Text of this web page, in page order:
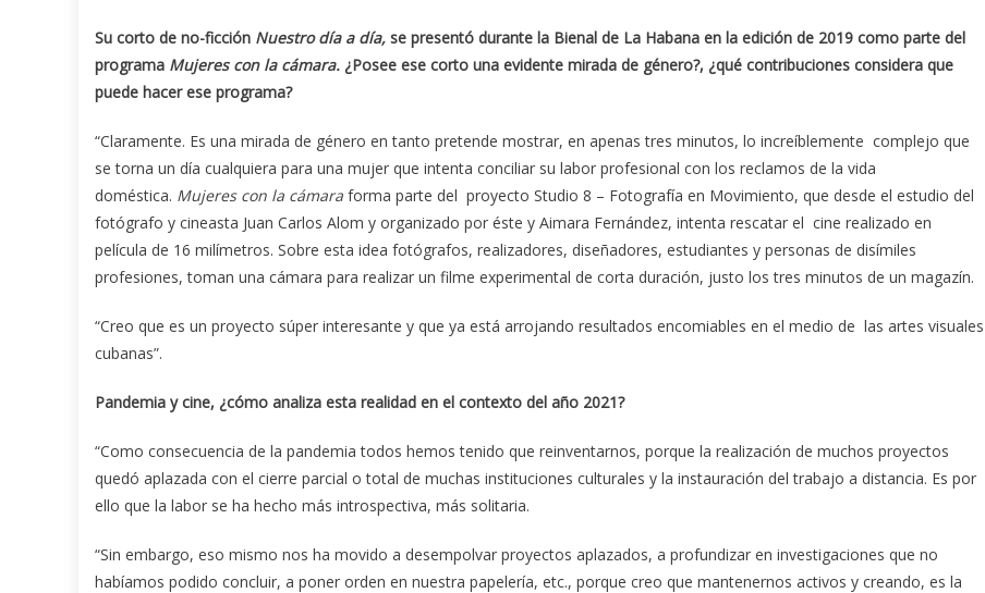
Su corto de no-ficción Nuestro día a día, se presentó durante la Bienal de La Habana en la edición de 2019 como parte del
programa Mujeres con la cámara. ¿Posee ese corto una evidente mirada de género?, ¿qué contribuciones considera que
puede hacer ese programa?
“Claramente. Es una mirada de género en tanto pretende mostrar, en apenas tres minutos, lo increíblemente complejo que
se torna un día cualquiera para una mujer que intenta conciliar su labor profesional con los reclamos de la vida
doméstica. Mujeres con la cámara forma parte del proyecto Studio 8 – Fotografía en Movimiento, que desde el estudio del
fotógrafo y cineasta Juan Carlos Alom y organizado por éste y Aimara Fernández, intenta rescatar el cine realizado en
película de 16 milímetros. Sobre esta idea fotógrafos, realizadores, diseñadores, estudiantes y personas de disímiles
profesiones, toman una cámara para realizar un filme experimental de corta duración, justo los tres minutos de un magazín.
“Creo que es un proyecto súper interesante y que ya está arrojando resultados encomiables en el medio de las artes visuales
cubanas”.
Pandemia y cine, ¿cómo analiza esta realidad en el contexto del año 2021?
“Como consecuencia de la pandemia todos hemos tenido que reinventarnos, porque la realización de muchos proyectos
quedó aplazada con el cierre parcial o total de muchas instituciones culturales y la instauración del trabajo a distancia. Es por
ello que la labor se ha hecho más introspectiva, más solitaria.
“Sin embargo, eso mismo nos ha movido a desempolvar proyectos aplazados, a profundizar en investigaciones que no
habíamos podido concluir, a poner orden en nuestra papelería, etc., porque creo que mantenernos activos y creando, es la